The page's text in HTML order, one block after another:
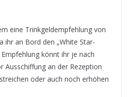
eine Trinkgeldempfehlung von
ihr an Bord den „White Star-
könnt ihr je nach
Ausschiffung an der Rezeption
oder auch noch erhöhen